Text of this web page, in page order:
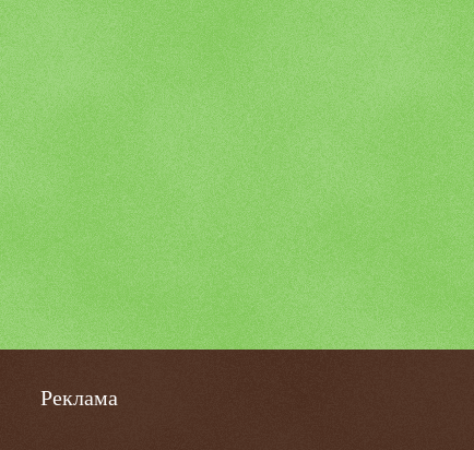
Реклама